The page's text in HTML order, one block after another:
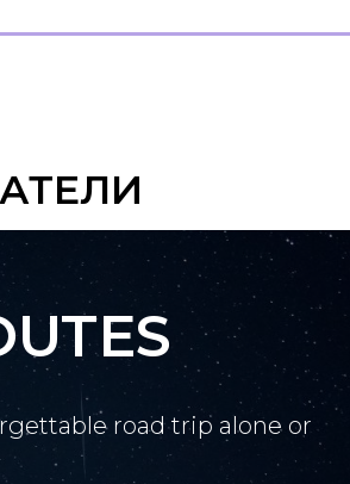
road trip alone or